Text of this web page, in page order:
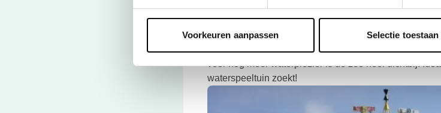
Voorkeuren aanpassen Selectie toestaan
Julianahoeve – Zeeland
Deze link opent in een
Direct aan de Zeeuwse kust ligt dit vakantiepark met
voor nog meer waterplezier is de zee heel dichtbij.
waterspeeltuin zoekt!